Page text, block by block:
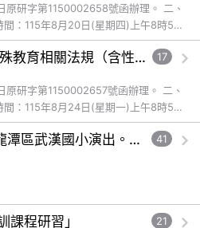
原研字第1150002658號函辦理。 二、
：115年8月20日(星期四)上午8時50
分至下午4時10分。 (二) 研習... 觀看完整文章
中原大學辦理「RA05特殊教育相關法規（含性別平等及人權法治）：心智障礙者的性議題介入－以依附關係為主體的性教育」研習 17
原研字第1150002657號函辦理。 二、
：115年8月24日(星期一)上午8時50
分至下午4時10分。 (二) 研習... 觀看完整文章
8/9晚上7點宋坤傳藝於龍潭區武漢國小演出。中壢光影館8月「FUN肆一夏」主題影展。桃園好市應援祭8/12巡迴開跑!消費享應援金。 41
課程研習」 21